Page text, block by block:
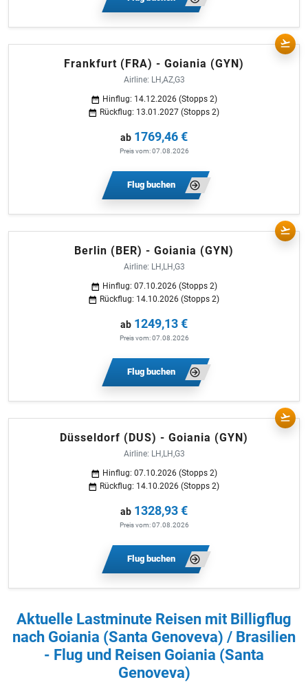
Frankfurt (FRA) - Goiania (GYN)
Airline: LH,AZ,G3
Hinflug: 14.12.2026 (Stopps 2)
Rückflug: 13.01.2027 (Stopps 2)
ab 1769,46 €
Preis vom: 07.08.2026
Flug buchen
Berlin (BER) - Goiania (GYN)
Airline: LH,LH,G3
Hinflug: 07.10.2026 (Stopps 2)
Rückflug: 14.10.2026 (Stopps 2)
ab 1249,13 €
Preis vom: 07.08.2026
Flug buchen
Düsseldorf (DUS) - Goiania (GYN)
Airline: LH,LH,G3
Hinflug: 07.10.2026 (Stopps 2)
Rückflug: 14.10.2026 (Stopps 2)
ab 1328,93 €
Preis vom: 07.08.2026
Flug buchen
Aktuelle Lastminute Reisen mit Billigflug
nach Goiania (Santa Genoveva) / Brasilien
- Flug und Reisen Goiania (Santa
Genoveva)